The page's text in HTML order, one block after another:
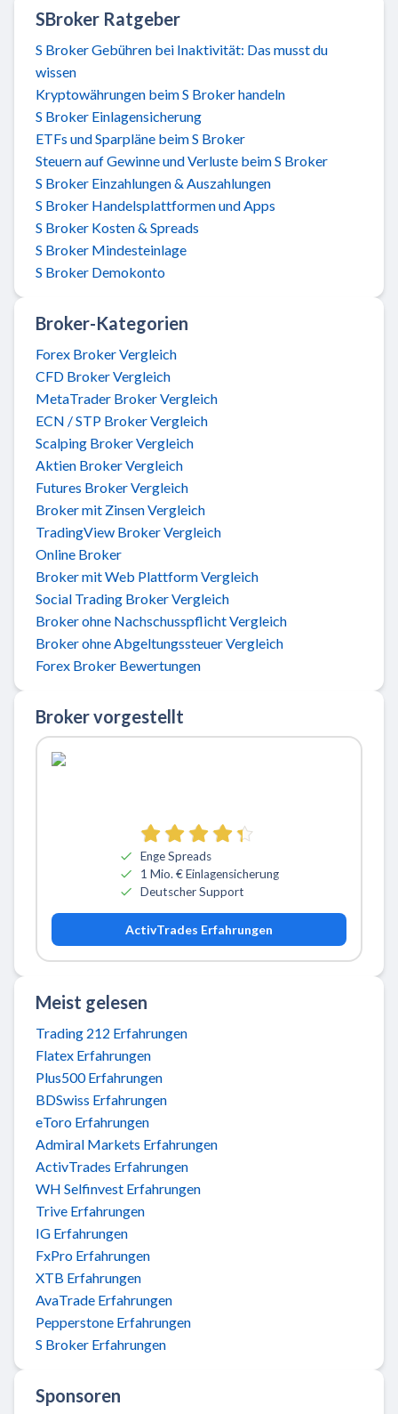
SBroker Ratgeber
S Broker Gebühren bei Inaktivität: Das musst du
wissen
Kryptowährungen beim S Broker handeln
S Broker Einlagensicherung
ETFs und Sparpläne beim S Broker
Steuern auf Gewinne und Verluste beim S Broker
S Broker Einzahlungen & Auszahlungen
S Broker Handelsplattformen und Apps
S Broker Kosten & Spreads
S Broker Mindesteinlage
S Broker Demokonto
Broker-Kategorien
Forex Broker Vergleich
CFD Broker Vergleich
MetaTrader Broker Vergleich
ECN / STP Broker Vergleich
Scalping Broker Vergleich
Aktien Broker Vergleich
Futures Broker Vergleich
Broker mit Zinsen Vergleich
TradingView Broker Vergleich
Online Broker
Broker mit Web Plattform Vergleich
Social Trading Broker Vergleich
Broker ohne Nachschusspflicht Vergleich
Broker ohne Abgeltungssteuer Vergleich
Forex Broker Bewertungen
Broker vorgestellt
Enge Spreads
1 Mio. € Einlagensicherung
Deutscher Support
ActivTrades Erfahrungen
Meist gelesen
Trading 212 Erfahrungen
Flatex Erfahrungen
Plus500 Erfahrungen
BDSwiss Erfahrungen
eToro Erfahrungen
Admiral Markets Erfahrungen
ActivTrades Erfahrungen
WH Selfinvest Erfahrungen
Trive Erfahrungen
IG Erfahrungen
FxPro Erfahrungen
XTB Erfahrungen
AvaTrade Erfahrungen
Pepperstone Erfahrungen
S Broker Erfahrungen
Sponsoren